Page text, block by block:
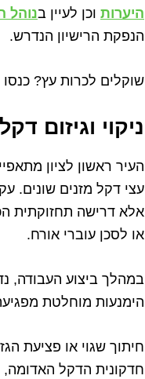
היערות וכן לעיין בנוהל
הנפקת הרישיון הנדרש.
שוקלים לכרות עץ?
ניקוי וגיזום
העיר ראשון לציון
עצי דקל מזנים שונים.
אלא דרישה תחזוקתית
או לסכן עוברי אורח.
במהלך ביצוע העבודה,
הימנעות מוחלטת
חיתוך שגוי או פציעת
חדקונית הדקל האדומה,